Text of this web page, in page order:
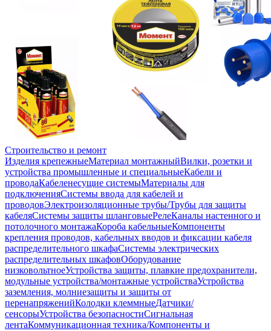
Строительство и ремонт
Изделия крепежныеМатериал монтажныйВилки, розетки и
устройства промышленные и специальныеКабели и
проводаКабеленесущие системыМатериалы для
подключенияСистемы ввода для кабелей и
проводовЭлектроизоляционные трубы/Трубы для защиты
кабеляСистемы защиты шланговыеРелеКаналы настенного и
потолочного монтажаКороба кабельныеКомпоненты
крепления проводов, кабельных вводов и фиксации кабеля
распределительного шкафаСистемы электрических
распределительных шкафовОборудование
низковольтноеУстройства защиты, плавкие предохранители,
модульные устройства/монтажные устройстваУстройства
заземления, молниезащиты и защиты от
перенапряженийКолодки клеммныеДатчики/
сенсорыУстройства безопасностиСигнальная
лентаКоммуникационная техника/Компоненты и